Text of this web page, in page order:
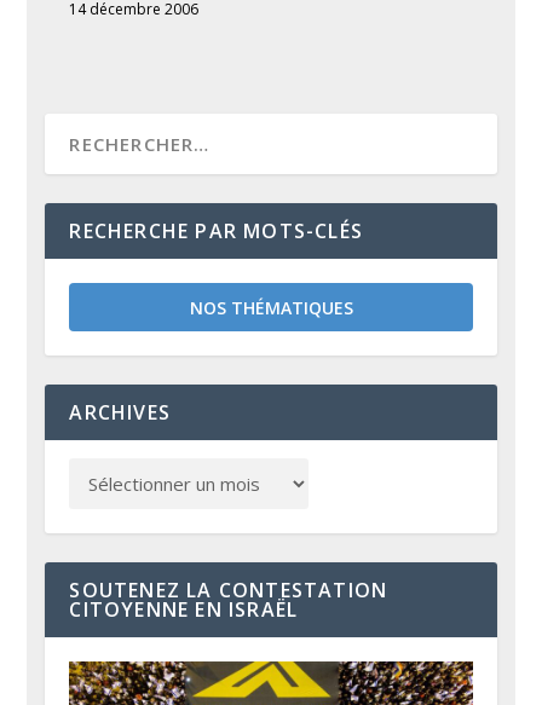
14 décembre 2006
RECHERCHE PAR MOTS-CLÉS
NOS THÉMATIQUES
ARCHIVES
SOUTENEZ LA CONTESTATION
CITOYENNE EN ISRAËL